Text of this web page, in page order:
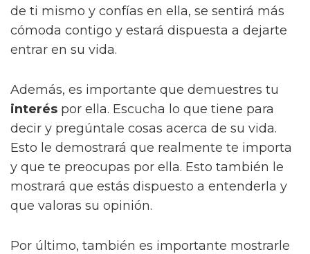
de ti mismo y confías en ella, se sentirá más
cómoda contigo y estará dispuesta a dejarte
entrar en su vida.
Además, es importante que demuestres tu
interés por ella. Escucha lo que tiene para
decir y pregúntale cosas acerca de su vida.
Esto le demostrará que realmente te importa
y que te preocupas por ella. Esto también le
mostrará que estás dispuesto a entenderla y
que valoras su opinión.
Por último, también es importante mostrarle